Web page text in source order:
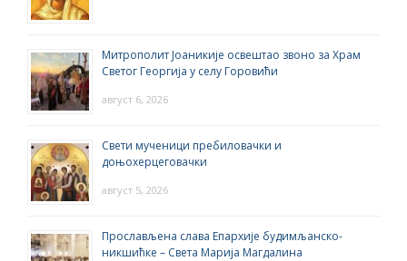
Митрополит Јоаникије освештао звоно за Храм
Светог Георгија у селу Горовићи
август 6, 2026
Свети мученици пребиловачки и
доњохерцеговачки
август 5, 2026
Прослављена слава Епархије будимљанско-
никшићке – Света Марија Магдалина